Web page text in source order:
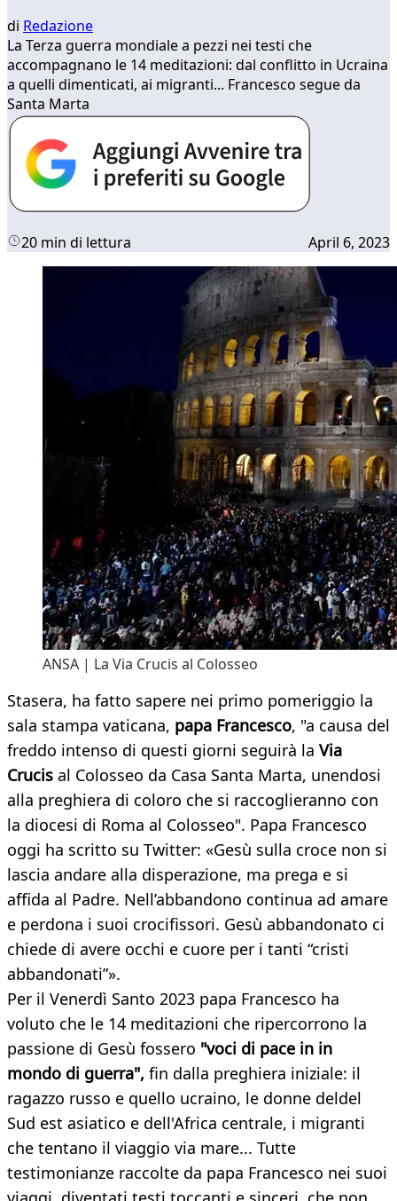
di Redazione
La Terza guerra mondiale a pezzi nei testi che
accompagnano le 14 meditazioni: dal conflitto in Ucraina
a quelli dimenticati, ai migranti... Francesco segue da
Santa Marta
20 min di lettura April 6, 2023
ANSA | La Via Crucis al Colosseo
Stasera, ha fatto sapere nei primo pomeriggio la
sala stampa vaticana, papa Francesco, "a causa del
freddo intenso di questi giorni seguirà la Via
Crucis al Colosseo da Casa Santa Marta, unendosi
alla preghiera di coloro che si raccoglieranno con
la diocesi di Roma al Colosseo". Papa Francesco
oggi ha scritto su Twitter: «Gesù sulla croce non si
lascia andare alla disperazione, ma prega e si
affida al Padre. Nell’abbandono continua ad amare
e perdona i suoi crocifissori. Gesù abbandonato ci
chiede di avere occhi e cuore per i tanti “cristi
abbandonati”».
Per il Venerdì Santo 2023 papa Francesco ha
voluto che le 14 meditazioni che ripercorrono la
passione di Gesù fossero "voci di pace in in
mondo di guerra", fin dalla preghiera iniziale: il
ragazzo russo e quello ucraino, le donne deldel
Sud est asiatico e dell'Africa centrale, i migranti
che tentano il viaggio via mare... Tutte
testimonianze raccolte da papa Francesco nei suoi